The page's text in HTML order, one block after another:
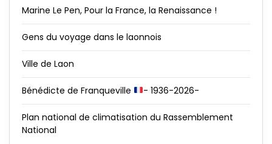
Marine Le Pen, Pour la France, la Renaissance !
Gens du voyage dans le laonnois
Ville de Laon
Bénédicte de Franqueville - 1936-2026-
Plan national de climatisation du Rassemblement
National